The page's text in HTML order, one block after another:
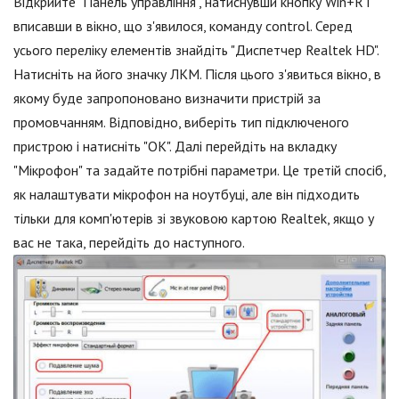
вписавши в вікно, що з'явилося, команду control. Серед
усього переліку елементів знайдіть "Диспетчер Realtek HD".
Натисніть на його значку ЛКМ. Після цього з'явиться вікно, в
якому буде запропоновано визначити пристрій за
промовчанням. Відповідно, виберіть тип підключеного
пристрою і натисніть "ОК". Далі перейдіть на вкладку
"Мікрофон" та задайте потрібні параметри. Це третій спосіб,
як налаштувати мікрофон на ноутбуці, але він підходить
тільки для комп'ютерів зі звуковою картою Realtek, якщо у
вас не така, перейдіть до наступного.